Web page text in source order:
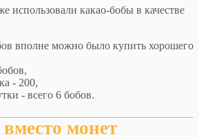
использовали какао-бобы в качестве
вполне можно было купить хорошего
- 200,
- всего 6 бобов.
вместо монет